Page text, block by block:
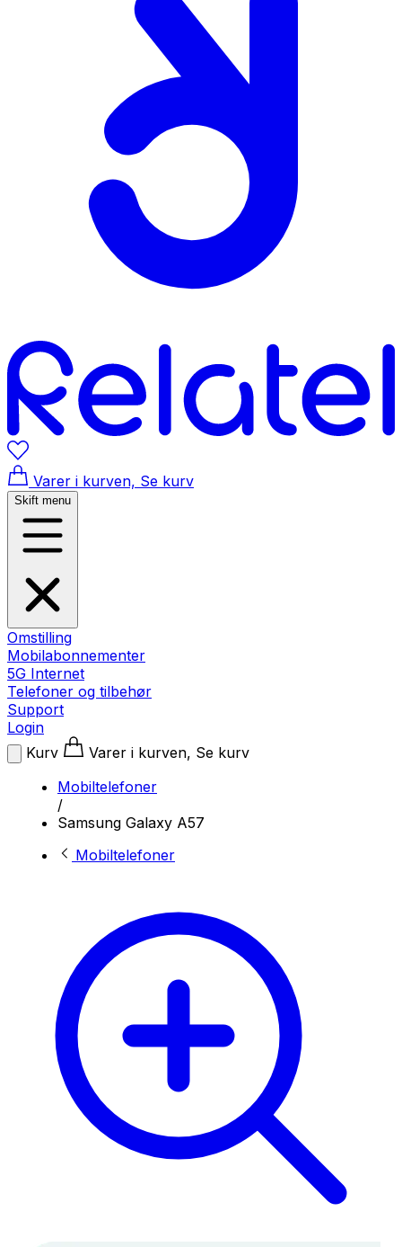
Varer i kurven, Se kurv
Skift menu
Omstilling
Mobilabonnementer
5G Internet
Telefoner og tilbehør
Support
Login
Kurv
Varer i kurven, Se kurv
Mobiltelefoner
/
Samsung Galaxy A57
Mobiltelefoner